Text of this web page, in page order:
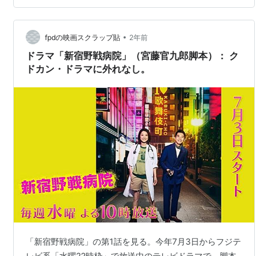
てきて、コメディなんだけどどう展開？？と思ってい
た。はずきは、何年浪人しても医学部に入れず、病院で
はソーシャルワーカーとして働いている。それでも病院
存続のためには、自分が婿養子を取って継がねば、と
健…
fpdの映画スクラップ貼 • 2年前
ドラマ「新宿野戦病院」（宮藤官九郎脚本）： ク
ドカン・ドラマに外れなし。
「新宿野戦病院」の第1話を見る。今年7月3日からフジテ